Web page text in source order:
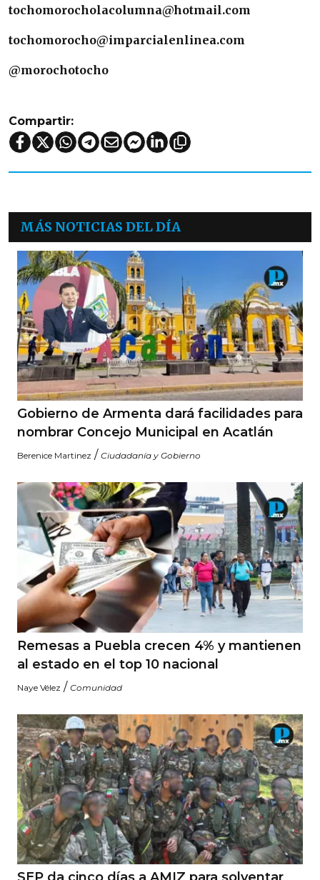
tochomorocholacolumna@hotmail.com
tochomorocho@imparcialenlinea.com
@morochotocho
Compartir:
MÁS NOTICIAS DEL DÍA
Gobierno de Armenta dará facilidades para
nombrar Concejo Municipal en Acatlán
Berenice Martinez / Ciudadanía y Gobierno
Remesas a Puebla crecen 4% y mantienen
al estado en el top 10 nacional
Naye Vélez / Comunidad